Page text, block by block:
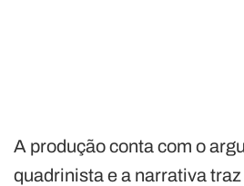
A produção conta com o
quadrinista e a narrativa